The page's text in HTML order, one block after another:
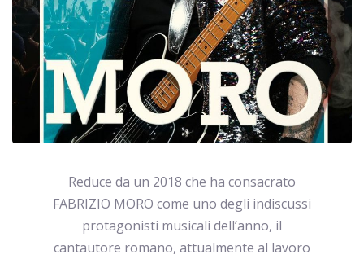
Reduce da un 2018 che ha consacrato
FABRIZIO MORO come uno degli indiscussi
protagonisti musicali dell’anno, il
cantautore romano, attualmente al lavoro